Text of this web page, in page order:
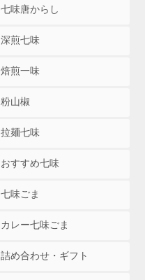
七味唐からし
深煎七味
焙煎一味
粉山椒
拉麺七味
おすすめ七味
七味ごま
カレー七味ごま
詰め合わせ・ギフト